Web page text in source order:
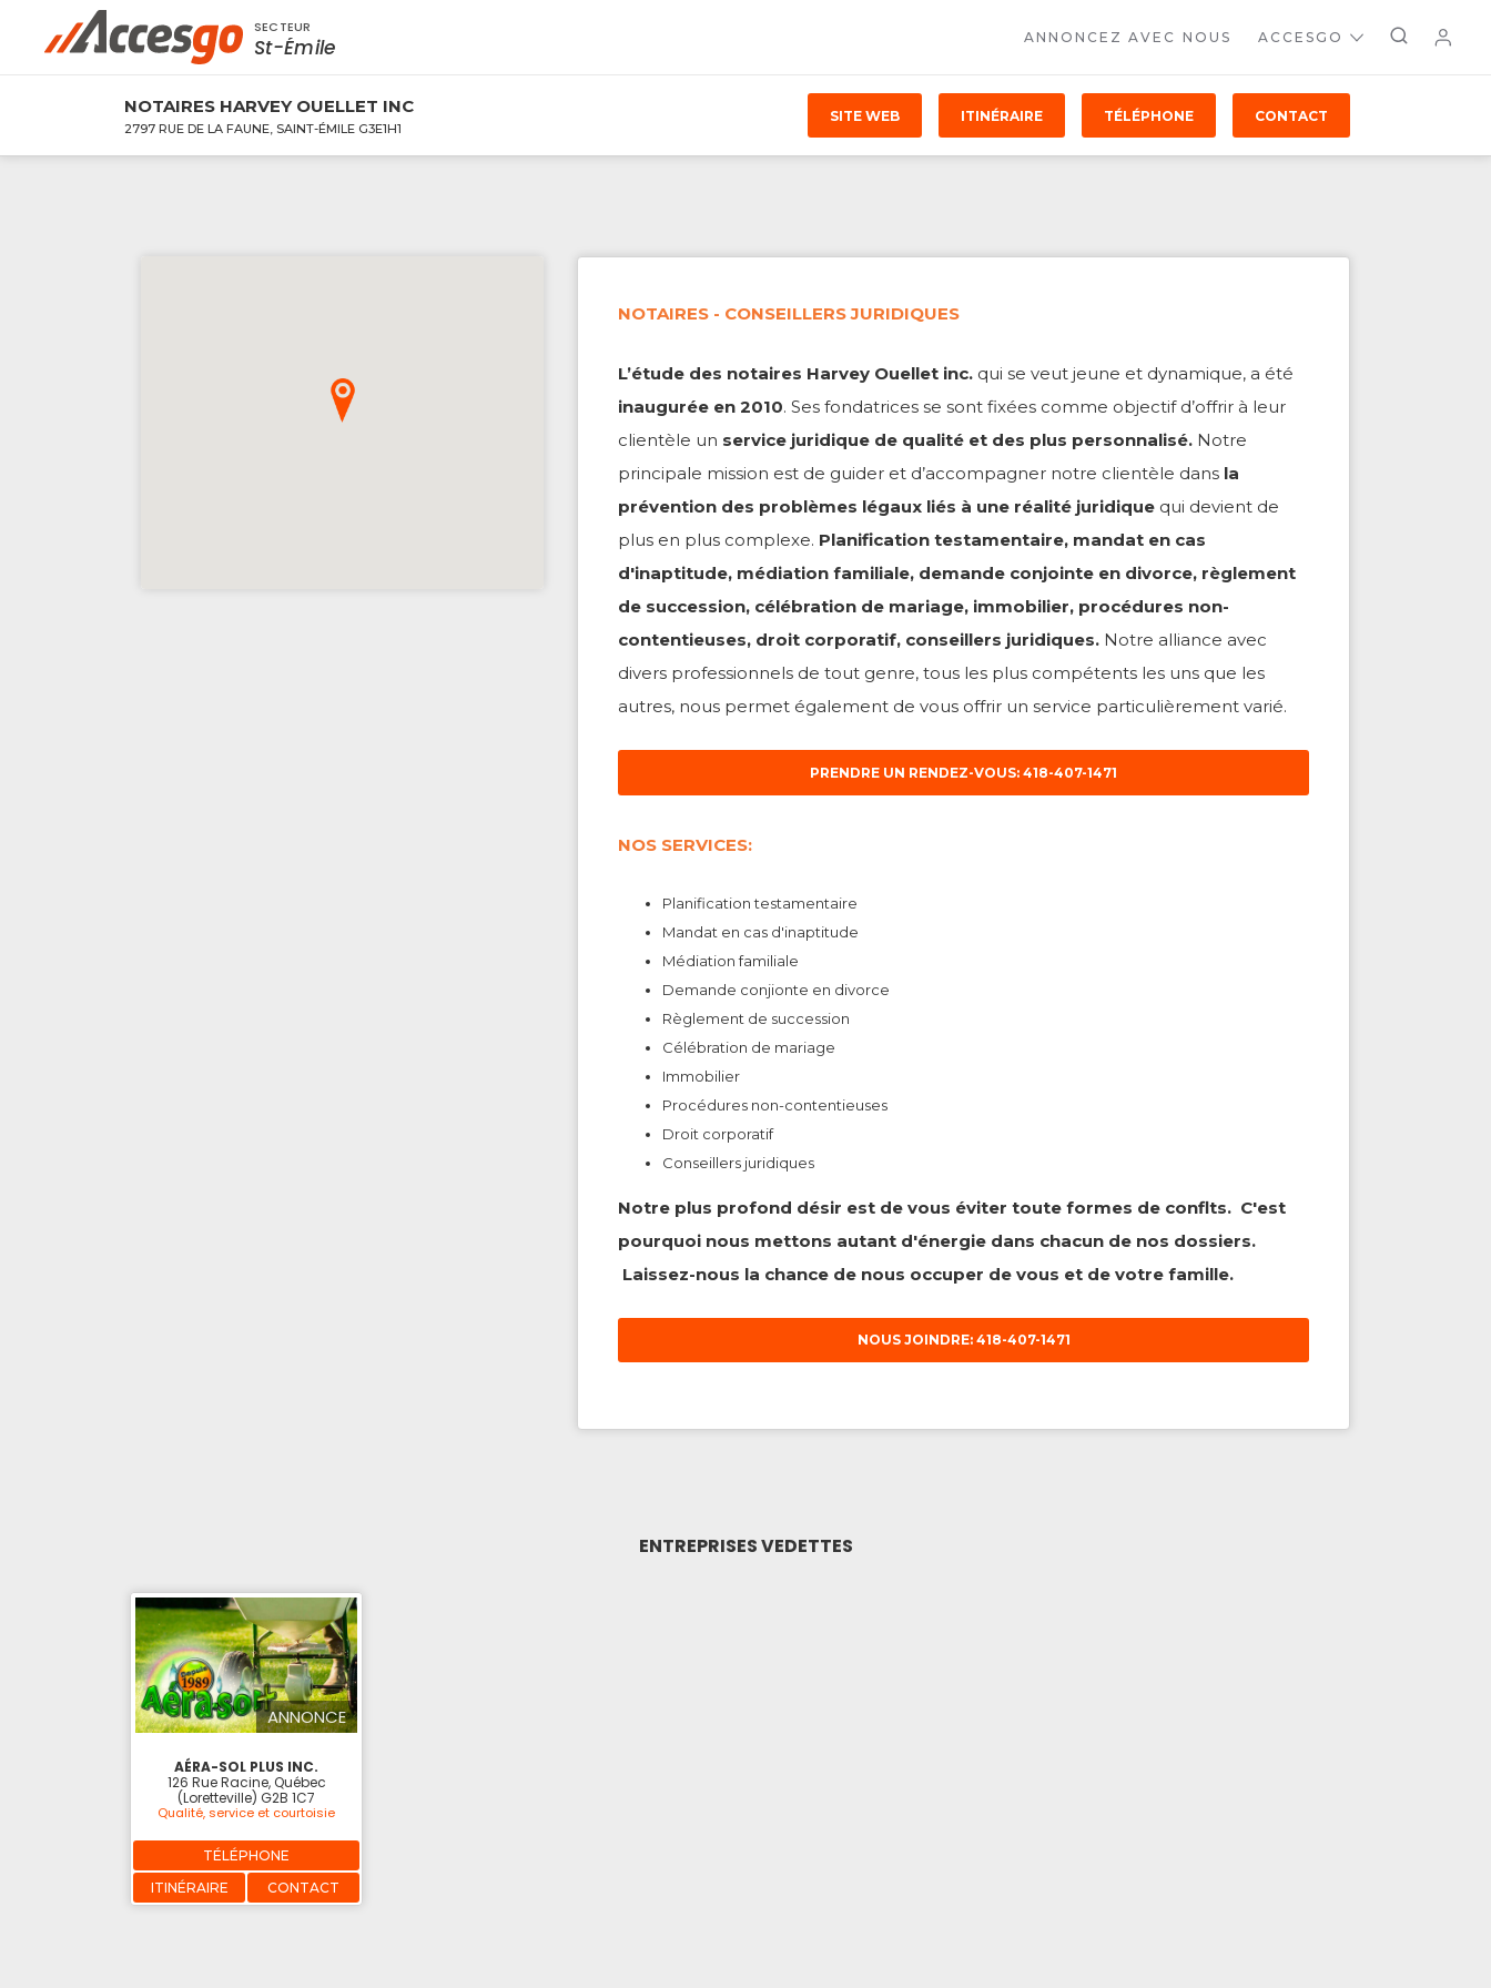
Rechercher à proximité - Entreprise / Rabais / Services
SECTEUR
St-Émile ANNONCEZ AVEC NOUS ACCESGO
NOTAIRES HARVEY OUELLET INC
2797 RUE DE LA FAUNE, SAINT-ÉMILE G3E1H1
SITE WEB ITINÉRAIRE TÉLÉPHONE CONTACT
NOTAIRES - CONSEILLERS JURIDIQUES
L’étude des notaires Harvey Ouellet inc. qui se veut jeune et dynamique, a été
inaugurée en 2010. Ses fondatrices se sont fixées comme objectif d’offrir à leur
clientèle un service juridique de qualité et des plus personnalisé. Notre
principale mission est de guider et d’accompagner notre clientèle dans la
prévention des problèmes légaux liés à une réalité juridique qui devient de
plus en plus complexe. Planification testamentaire, mandat en cas
d'inaptitude, médiation familiale, demande conjointe en divorce, règlement
de succession, célébration de mariage, immobilier, procédures non-
contentieuses, droit corporatif, conseillers juridiques. Notre alliance avec
divers professionnels de tout genre, tous les plus compétents les uns que les
autres, nous permet également de vous offrir un service particulièrement varié.
PRENDRE UN RENDEZ-VOUS: 418-407-1471
NOS SERVICES:
Planification testamentaire
Mandat en cas d'inaptitude
Médiation familiale
Demande conjionte en divorce
Règlement de succession
Célébration de mariage
Immobilier
Procédures non-contentieuses
Droit corporatif
Conseillers juridiques
Notre plus profond désir est de vous éviter toute formes de conflts. C'est
pourquoi nous mettons autant d'énergie dans chacun de nos dossiers.
Laissez-nous la chance de nous occuper de vous et de votre famille.
NOUS JOINDRE: 418-407-1471
ENTREPRISES VEDETTES
ANNONCE
AÉRA-SOL PLUS INC.
126 Rue Racine, Québec
(Loretteville) G2B 1C7
Qualité, service et courtoisie
TÉLÉPHONE
ITINÉRAIRE
CONTACT